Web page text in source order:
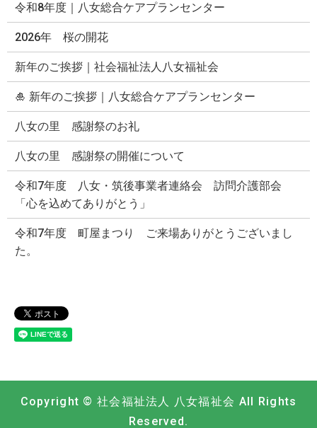
令和8年度｜八女総合ケアプランセンター
2026年 桜の開花
新年のご挨拶｜社会福祉法人八女福祉会
🎍 新年のご挨拶｜八女総合ケアプランセンター
八女の里 感謝祭のお礼
八女の里 感謝祭の開催について
令和7年度 八女・筑後事業者連絡会 訪問介護部会
「心を込めてありがとう」
令和7年度 町屋まつり ご来場ありがとうございまし
た。
Copyright © 社会福祉法人 八女福祉会 All Rights
Reserved.